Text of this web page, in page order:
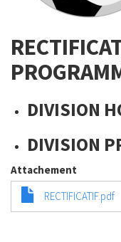
DIVISION
DIVISION
Attachement
RECTIFICATIF.pdf